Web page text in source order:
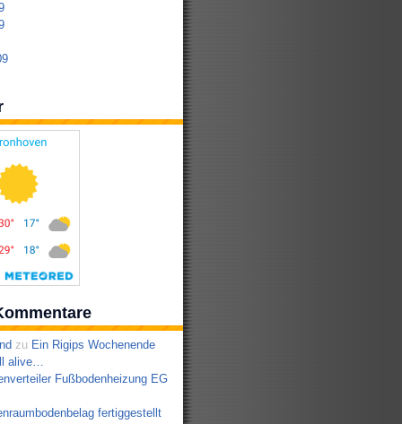
zu Ein Rigips Wochenende
alive…
Fußbodenheizung EG
fertiggestellt